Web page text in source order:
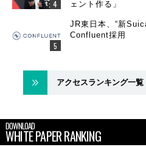
ェント作る」
JR東日本、“新
Confluent採用
アクセスランキング一覧
DOWNLOAD
WHITE PAPER RANKING